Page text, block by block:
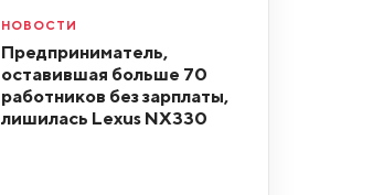
НОВОСТИ
Предприниматель,
оставившая больше 70
работников без зарплаты,
лишилась Lexus NX330